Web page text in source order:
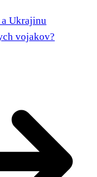
a Ukrajinu
vojakov?